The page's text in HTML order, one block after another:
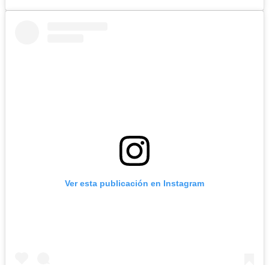
Ver esta publicación en Instagram